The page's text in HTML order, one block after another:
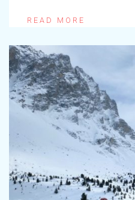
READ MORE